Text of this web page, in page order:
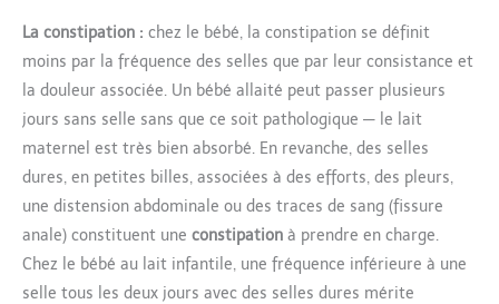
La constipation : chez le bébé, la constipation se définit
moins par la fréquence des selles que par leur consistance et
la douleur associée. Un bébé allaité peut passer plusieurs
jours sans selle sans que ce soit pathologique — le lait
maternel est très bien absorbé. En revanche, des selles
dures, en petites billes, associées à des efforts, des pleurs,
une distension abdominale ou des traces de sang (fissure
anale) constituent une constipation à prendre en charge.
Chez le bébé au lait infantile, une fréquence inférieure à une
selle tous les deux jours avec des selles dures mérite